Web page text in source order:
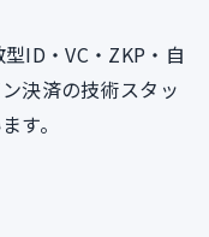
ID・VC・ZKP・自
決済の技術スタッ
す。